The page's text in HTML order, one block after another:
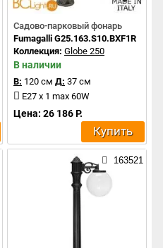
Садово-парковый фонарь
Fumagalli G25.163.S10.BXF1R
Коллекция: Globe 250
В наличии
В: 120 см Д: 37 см
E27 x 1 max 60W
Цена: 26 186 Р.
Купить
163521